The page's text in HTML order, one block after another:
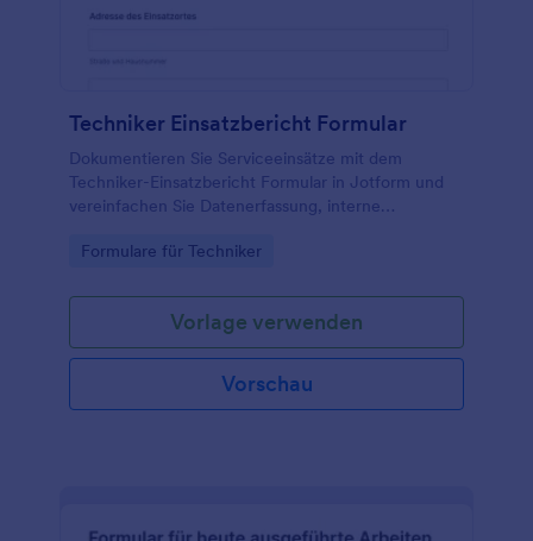
Techniker Einsatzbericht Formular
Dokumentieren Sie Serviceeinsätze mit dem
Techniker-Einsatzbericht Formular in Jotform und
vereinfachen Sie Datenerfassung, interne
Handwerk und Kundendienstteams.
Go to Category:
Formulare für Techniker
Vorlage verwenden
Vorschau